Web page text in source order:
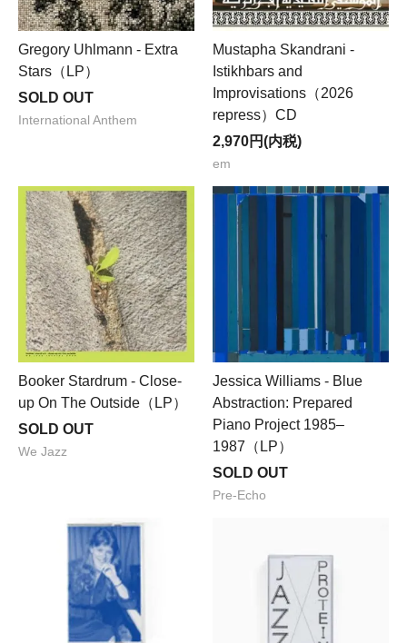
Gregory Uhlmann - Extra
Stars（LP）
SOLD OUT
International Anthem
Mustapha Skandrani -
Istikhbars and
Improvisations（2026
repress​）CD
2,970円(内税)
em
Booker Stardrum - Close-
up On The Outside（LP）
SOLD OUT
We Jazz
Jessica Williams - Blue
Abstraction: Prepared
Piano Project 1985–
1987（LP）
SOLD OUT
Pre-Echo